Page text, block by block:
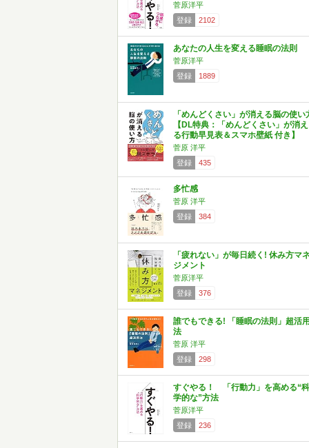
菅原洋平
登録
2102
あなたの人生を変える睡眠の法則
菅原洋平
登録
1889
「めんどくさい」が消える脳の使い
【DL特典：「めんどくさい」が消え
る行動早見表＆スマホ壁紙 付き】
菅原 洋平
登録
435
多忙感
菅原 洋平
登録
384
「疲れない」が毎日続く! 休み方マ
ジメント
菅原洋平
登録
376
誰でもできる! 「睡眠の法則」超活
法
菅原 洋平
登録
298
すぐやる！ 「行動力」を高める“科
学的な”方法
菅原洋平
登録
236